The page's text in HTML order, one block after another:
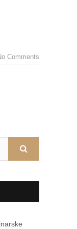
Comments